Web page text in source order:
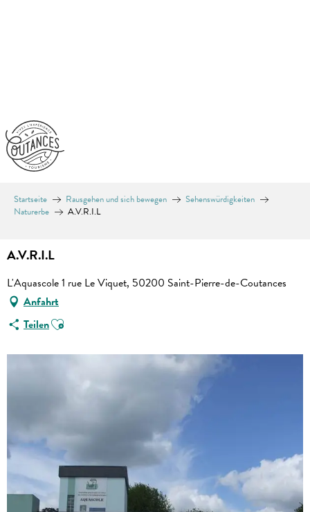
Startseite Rausgehen und sich bewegen
Sehenswürdigkeiten
Naturerbe
A.V.R.I.L
A.V.R.I.L
L'Aquascole 1 rue Le Viquet, 50200 Saint-Pierre-de-Coutances
Anfahrt
TeilenAjouter aux favoris